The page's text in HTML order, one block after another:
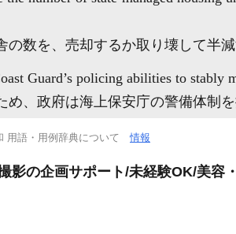
数を、売却するか取り壊して半減
Guard’s policing abilities to stably
、政府は海上保安庁の警備体制を
用語・用例辞典について情報
影の企画サポート/未経験OK/美容